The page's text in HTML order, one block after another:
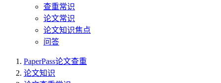
查重常识
论文常识
论文知识焦点
问答
PaperPass论文查重
论文知识